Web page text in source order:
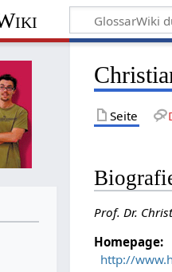
Seite
Prof. Dr.
Homepage:
http://